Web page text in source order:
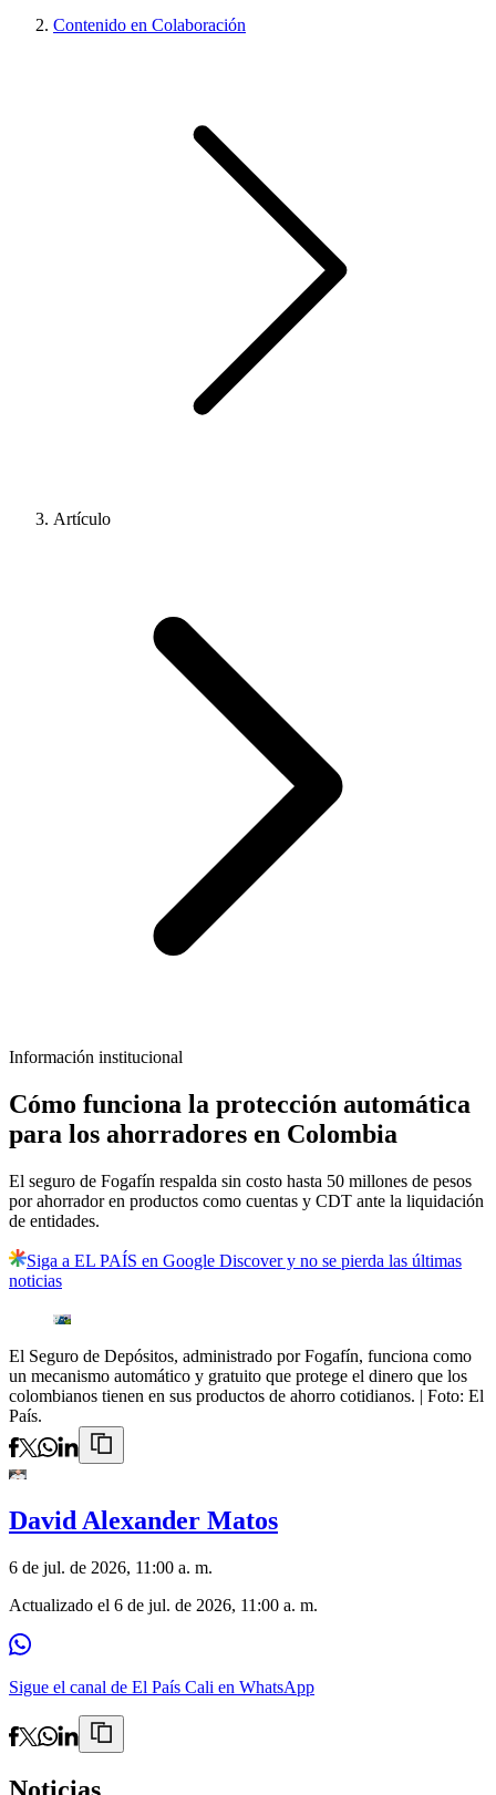
Contenido en Colaboración
Artículo
Información institucional
Cómo funciona la protección automática
para los ahorradores en Colombia
El seguro de Fogafín respalda sin costo hasta 50 millones de pesos
por ahorrador en productos como cuentas y CDT ante la liquidación
de entidades.
Siga a EL PAÍS en Google Discover y no se pierda las últimas
noticias
El Seguro de Depósitos, administrado por Fogafín, funciona como
un mecanismo automático y gratuito que protege el dinero que los
colombianos tienen en sus productos de ahorro cotidianos. | Foto: El
País.
David Alexander Matos
6 de jul. de 2026, 11:00 a. m.
Actualizado el 6 de jul. de 2026, 11:00 a. m.
Sigue el canal de El País Cali en WhatsApp